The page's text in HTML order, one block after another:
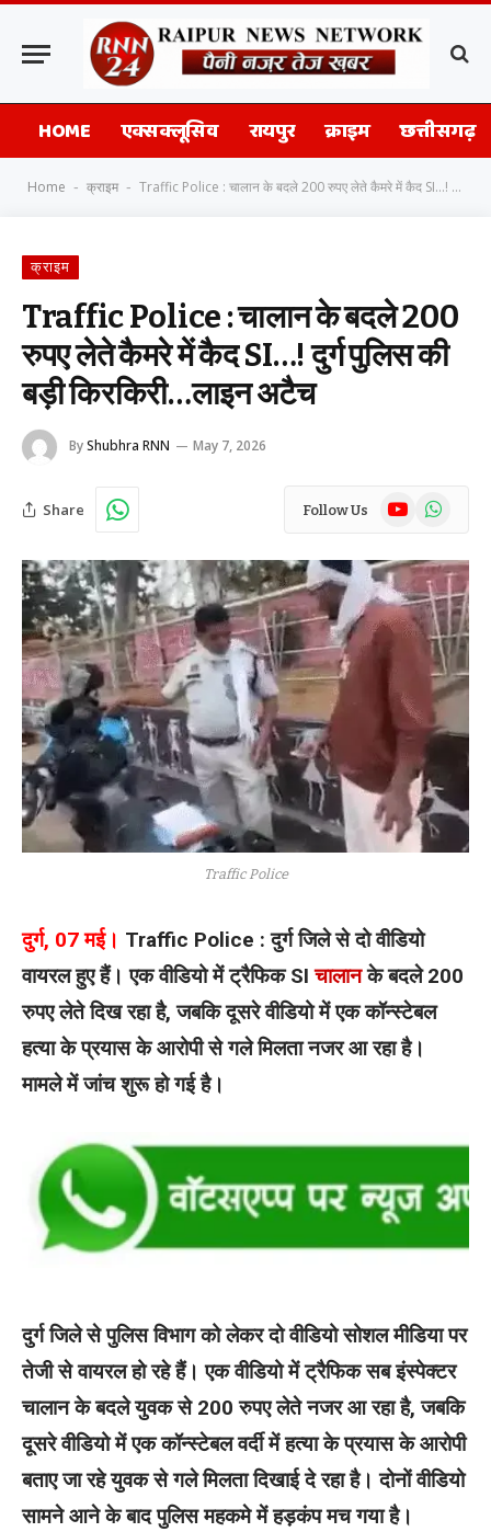
HOME एक्सक्लूसिव रायपुर क्राइम छत्तीसगढ़
Home - क्राइम - Traffic Police : चालान के बदले 200 रुपए लेते कैमरे में कैद SI…! दुर्ग पुलिस की बड़ी किरकिरी…लाइन अटैच
क्राइम
Traffic Police : चालान के बदले 200
रुपए लेते कैमरे में कैद SI…! दुर्ग पुलिस की
बड़ी किरकिरी…लाइन अटैच
ByShubhra RNN May 7, 2026
Share Follow Us YouTubeWhatsApp
Traffic Police
दुर्ग, 07 मई। Traffic Police : दुर्ग जिले से दो वीडियो
वायरल हुए हैं। एक वीडियो में ट्रैफिक SIचालानके बदले 200
रुपए लेते दिख रहा है, जबकि दूसरे वीडियो में एक कॉन्स्टेबल
हत्या के प्रयास के आरोपी से गले मिलता नजर आ रहा है।
मामले में जांच शुरू हो गई है।
दुर्ग जिले से पुलिस विभाग को लेकर दो वीडियो सोशल मीडिया पर
तेजी से वायरल हो रहे हैं। एक वीडियो में ट्रैफिक सब इंस्पेक्टर
चालान के बदले युवक से 200 रुपए लेते नजर आ रहा है, जबकि
दूसरे वीडियो में एक कॉन्स्टेबल वर्दी में हत्या के प्रयास के आरोपी
बताए जा रहे युवक से गले मिलता दिखाई दे रहा है। दोनों वीडियो
सामने आने के बाद पुलिस महकमे में हड़कंप मच गया है।